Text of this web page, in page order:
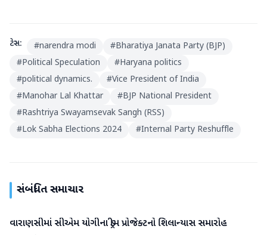
ટેગ્સ: #narendra modi #Bharatiya Janata Party (BJP)
#Political Speculation #Haryana politics
#political dynamics. #Vice President of India
#Manohar Lal Khattar #BJP National President
#Rashtriya Swayamsevak Sangh (RSS)
#Lok Sabha Elections 2024 #Internal Party Reshuffle
સંબંધિત સમાચાર
રાષ્ટ્રીય
વારાણસીમાં સીએમ યોગીના ડ્રીમ પ્રોજેક્ટનો શિલાન્યાસ સમારોહ